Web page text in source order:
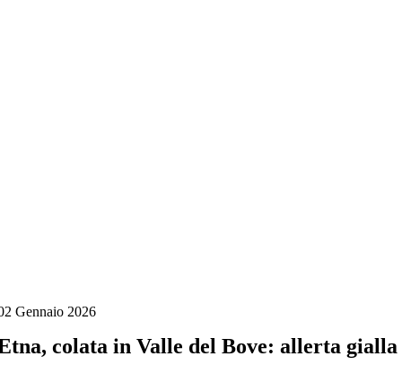
Gennaio 2026
colata in Valle del Bove: allerta gialla